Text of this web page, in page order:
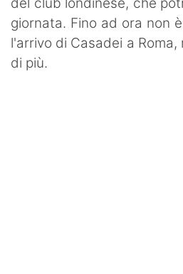
giornata. Fino ad ora non
l'arrivo di Casadei a
di più.